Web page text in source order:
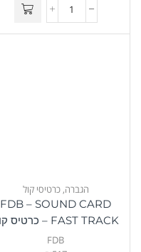
הגברה,כרטיסי קול
FDB – SOUND CARD
FAST TRACK – כרטיס קול
FDB